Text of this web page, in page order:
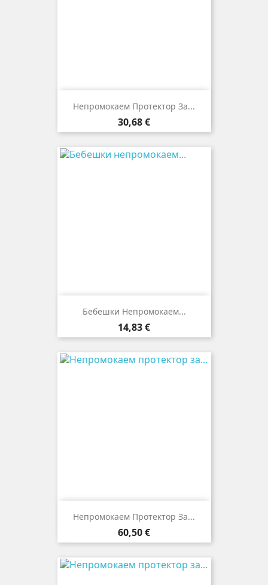
Непромокаем Протектор За...
Цена
30,68 €
Бебешки Непромокаем...
Цена
14,83 €
Непромокаем Протектор За...
Цена
60,50 €